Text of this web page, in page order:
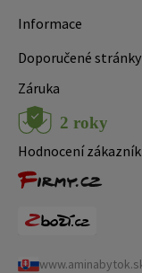
Informace
Doporučené stránky
Záruka
Hodnocení